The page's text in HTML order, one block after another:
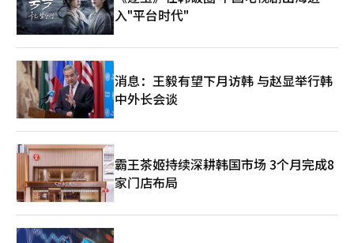
入"平台时代"
消息：王毅有望下月访韩 与赵显举行韩
中外长会谈
霸王茶姬持续深耕韩国市场 3个月完成8
家门店布局